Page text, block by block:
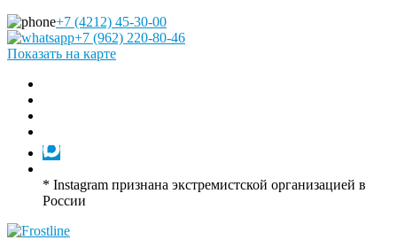
+7 (4212) 45-30-00
+7 (962) 220-80-46
Показать на карте
* Instagram признана экстремистской организацией в
России